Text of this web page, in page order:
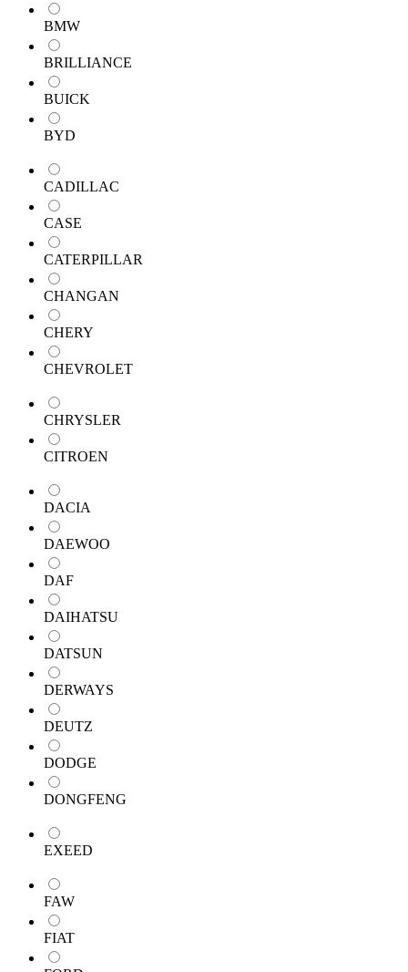
BMW
BRILLIANCE
BUICK
BYD
CADILLAC
CASE
CATERPILLAR
CHANGAN
CHERY
CHEVROLET
CHRYSLER
CITROEN
DACIA
DAEWOO
DAF
DAIHATSU
DATSUN
DERWAYS
DEUTZ
DODGE
DONGFENG
EXEED
FAW
FIAT